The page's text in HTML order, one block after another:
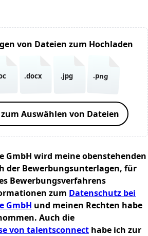
von Dateien zum Hochladen
.docx .jpg .png
zum Auswählen von Dateien
GmbH wird meine obenstehenden
der Bewerbungsunterlagen, für
Bewerbungsverfahrens
zum Datenschutz bei
GmbH und meinen Rechten habe
Auch die
von talentsconnect habe ich zur